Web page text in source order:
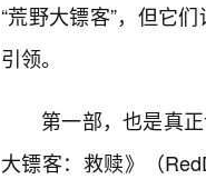
“荒野大镖客”，但它
引领。
第一部，也是真
大镖客：救赎》（